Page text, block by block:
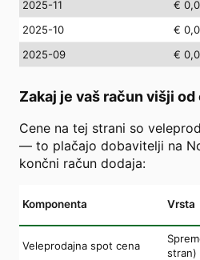
2025-11
€
2025-10
€
2025-09
€
Zakaj je vaš račun višji
Cene na tej strani so
— to plačajo dobavitelji na
končni račun dodaja:
Komponenta Vrsta
Veleprodajna spot cena
stran)